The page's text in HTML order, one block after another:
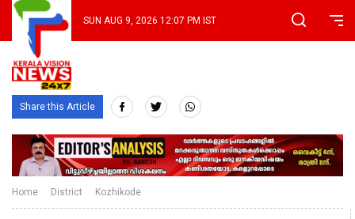
SUN AUG 9, 2026 12:07 PM IST
Share this Article
Home District Kozhikode